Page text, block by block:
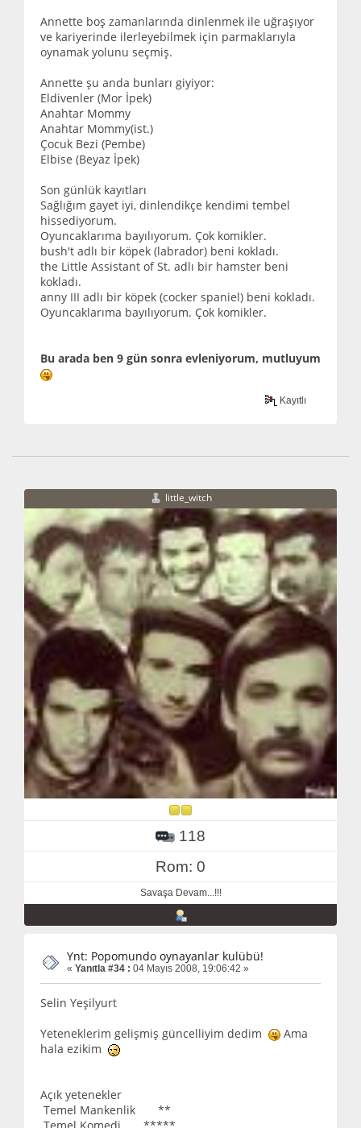
Annette boş zamanlarında dinlenmek ile uğraşıyor
ve kariyerinde ilerleyebilmek için parmaklarıyla
oynamak yolunu seçmiş.
Annette şu anda bunları giyiyor:
Eldivenler (Mor İpek)
Anahtar Mommy
Anahtar Mommy(ist.)
Çocuk Bezi (Pembe)
Elbise (Beyaz İpek)
Son günlük kayıtları
Sağlığım gayet iyi, dinlendikçe kendimi tembel
hissediyorum.
Oyuncaklarıma bayılıyorum. Çok komikler.
bush't adlı bir köpek (labrador) beni kokladı.
the Little Assistant of St. adlı bir hamster beni
kokladı.
anny III adlı bir köpek (cocker spaniel) beni kokladı.
Oyuncaklarıma bayılıyorum. Çok komikler.
Bu arada ben 9 gün sonra evleniyorum, mutluyum
Kayıtlı
little_witch
118
Rom: 0
Savaşa Devam...!!!
Ynt: Popomundo oynayanlar kulübü!
« Yanıtla #34 : 04 Mayıs 2008, 19:06:42 »
Selin Yeşilyurt
Yeteneklerim gelişmiş güncelliyim dedim
Ama
hala ezikim
Açık yetenekler
Temel Mankenlik **